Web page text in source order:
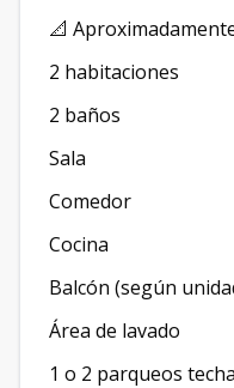
📐
2 habitaciones
2 baños
Sala
Comedor
Cocina
Balcón (según
Área de lavado
1 o 2 parqueos